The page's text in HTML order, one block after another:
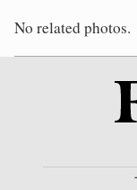
No related photos.